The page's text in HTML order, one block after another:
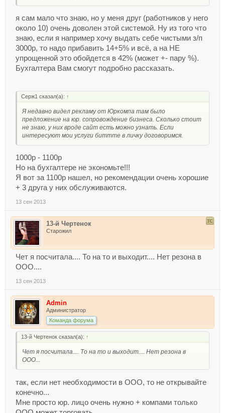
я сам мало что знаю, но у меня друг (работников у него
около 10) очень доволен этой системой. Ну из того что
знаю, если я например хочу выдать себе чистыми з/п
3000р, то надо прибавить 14+5% и всё, а на НЕ
упрощенной это обойдется в 42% (может +- пару %).
Бухгалтера Вам смогут подробно рассказать.
Серж1 сказал(а): ↑
Я недавно видел рекламу от Юркомпа там было
предложение на юр. сопровождение бизнеса. Сколько стоит
не знаю, у них вроде сайт есть можно узнать. Если
интересуют мои услуги биттте в личку договоримся.
1000р - 1100р
Но на бухгалтере не экономьте!!!
Я вот за 1100р нашел, но рекомендации очень хорошие
+ 3 друга у них обслуживаются.
13 сен 2013
13-й Чертенок
Старожил
Чет я посчитала.... То на то и выходит.... Нет резона в
ООО....
13 сен 2013
Admin
Администратор
Команда форума
13-й Чертенок сказал(а): ↑
Чет я посчитала.... То на то и выходит.... Нет резона в
ООО...
так, если нет необходимости в ООО, то не открывайте
конечно...
Мне просто юр. лицо очень нужно + компами только